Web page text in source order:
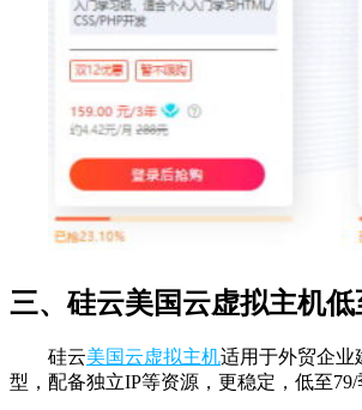
三、硅云美国云虚拟主机低
硅云美国云虚拟主机适用于外贸企业
型，配备独立IP等资源，更稳定，低至79/